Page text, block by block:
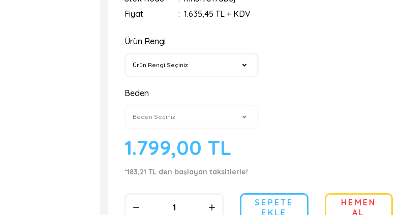
Fiyat
1.635,45 TL + KDV
Ürün Rengi
Beden
1.799,00 TL
*183,21 TL den başlayan taksitlerle!
SEPETE
EKLE
HEMEN
AL